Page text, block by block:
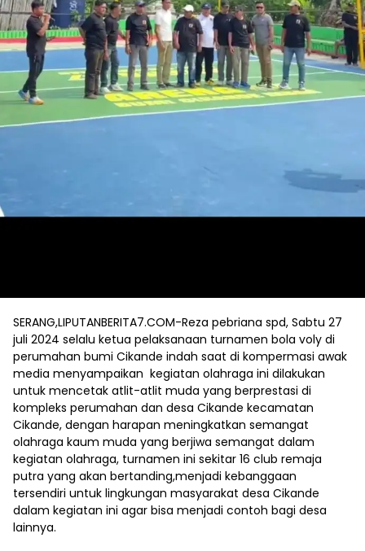
SERANG,LIPUTANBERITA7.COM-Reza pebriana spd, Sabtu 27
juli 2024 selalu ketua pelaksanaan turnamen bola voly di
perumahan bumi Cikande indah saat di kompermasi awak
media menyampaikan kegiatan olahraga ini dilakukan
untuk mencetak atlit-atlit muda yang berprestasi di
kompleks perumahan dan desa Cikande kecamatan
Cikande, dengan harapan meningkatkan semangat
olahraga kaum muda yang berjiwa semangat dalam
kegiatan olahraga, turnamen ini sekitar 16 club remaja
putra yang akan bertanding,menjadi kebanggaan
tersendiri untuk lingkungan masyarakat desa Cikande
dalam kegiatan ini agar bisa menjadi contoh bagi desa
lainnya.